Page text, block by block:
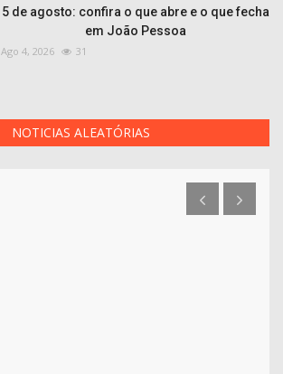
5 de agosto: confira o que abre e o que fecha
em João Pessoa
Ago 4, 2026 31
NOTICIAS ALEATÓRIAS